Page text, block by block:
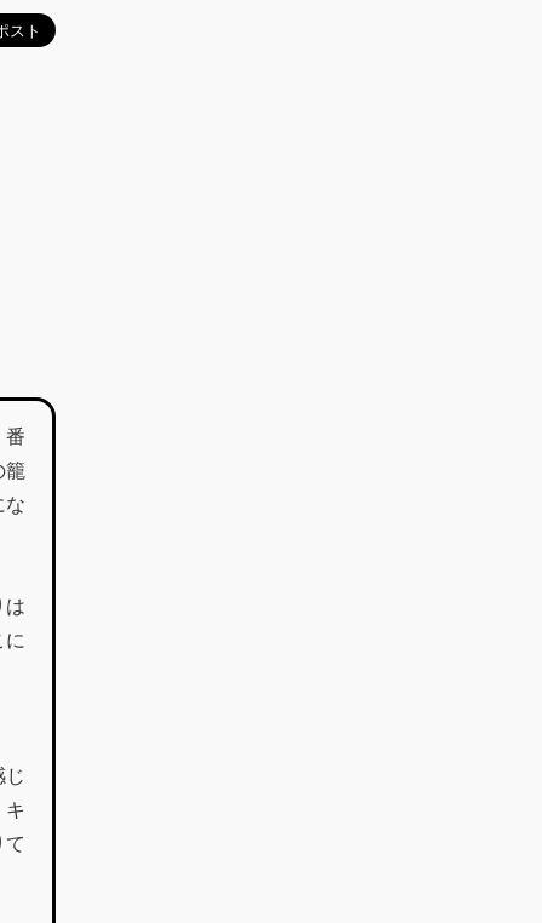
番
籠
な
は
に
じ
キ
て